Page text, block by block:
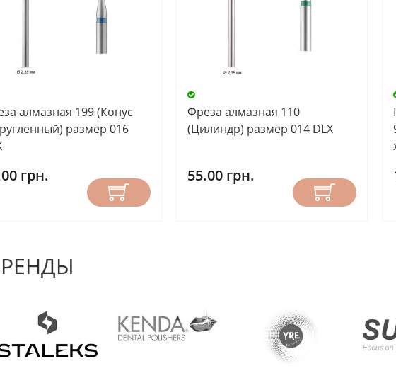
алмазная 199 (Конус
размер 016
грн.
Фреза алмазная 110
(Цилиндр) размер 014 DLX
55.00 грн.